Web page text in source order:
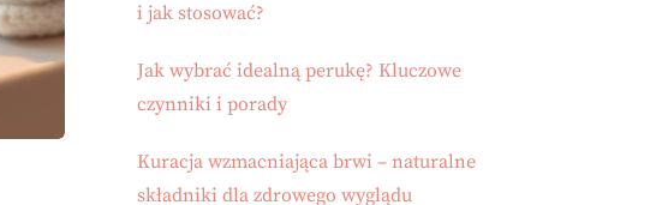
i jak stosować?
Jak wybrać idealną perukę? Kluczowe
czynniki i porady
Kuracja wzmacniająca brwi – naturalne
składniki dla zdrowego wyglądu